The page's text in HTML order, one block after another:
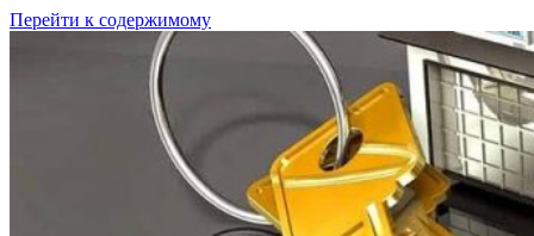
Перейти к содержимому